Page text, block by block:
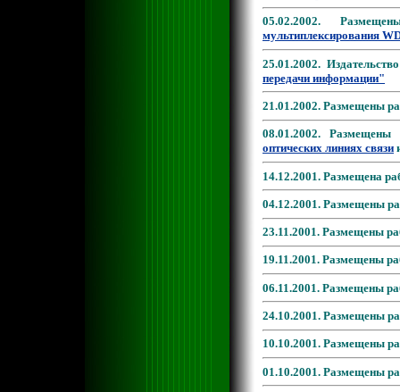
05.02.2002.
мультиплексирования
25.01.2002.
передачи информации"
21.01.2002. Размещены
08.01.2002.
оптических линиях связи
14.12.2001. Размещена
04.12.2001. Размещены
23.11.2001. Размещены
19.11.2001. Размещены
06.11.2001. Размещены
24.10.2001. Размещены
10.10.2001. Размещены
01.10.2001. Размещены